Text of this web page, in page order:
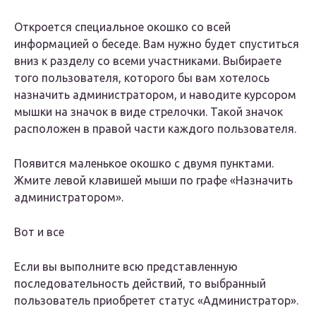
Откроется специальное окошко со всей
информацией о беседе. Вам нужно будет спуститься
вниз к разделу со всеми участниками. Выбираете
того пользователя, которого бы вам хотелось
назначить администратором, и наводите курсором
мышки на значок в виде стрелочки. Такой значок
расположен в правой части каждого пользователя.
Появится маленькое окошко с двумя пунктами.
Жмите левой клавишей мыши по графе «Назначить
администратором».
Вот и все
Если вы выполните всю представленную
последовательность действий, то выбранный
пользователь приобретет статус «Администратор».